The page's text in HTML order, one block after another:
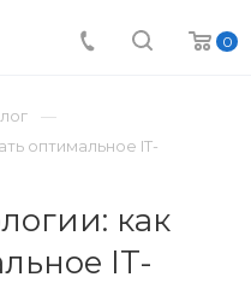
0
оптимальное IT-
как
IT-